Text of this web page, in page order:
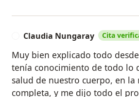
Claudia Nungaray Cita
Muy bien explicado todo
tenía conocimiento de todo lo
salud de nuestro cuerpo, en
completa, y me dijo todo el